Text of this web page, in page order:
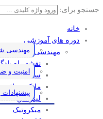
جستجو برای:
خانه
دوره های آموزشی
مهندسی شبکه
نقشه راه
سیسکو
مایکروسافت
لینوکس
میکروتیک
مهندسی
امنیت و
پیشنهادات